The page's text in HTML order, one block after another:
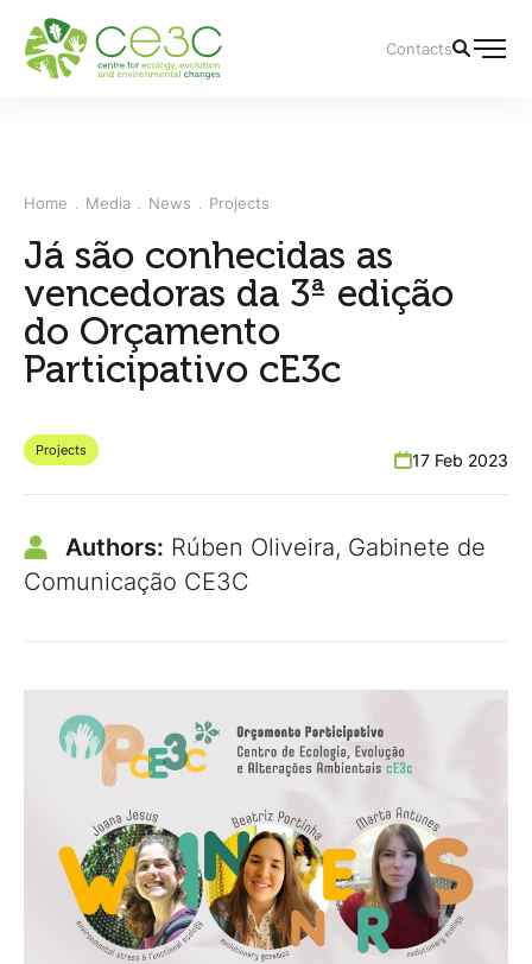
Contacts
Home Media News Projects
Já são conhecidas as
vencedoras da 3ª edição
do Orçamento
Participativo cE3c
Projects 17 Feb 2023
Authors: Rúben Oliveira, Gabinete de
Comunicação CE3C